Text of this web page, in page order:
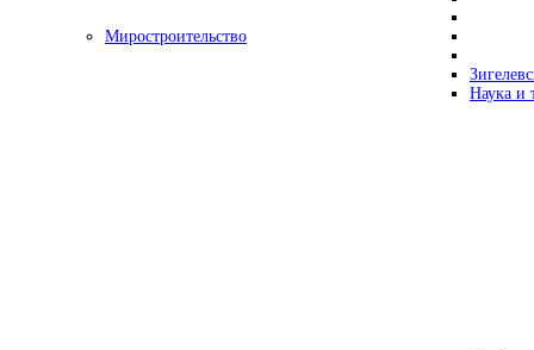
Миростроительство
Наука и